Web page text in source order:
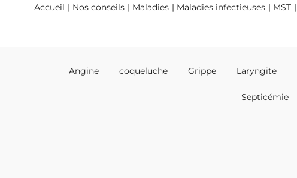
Accueil Nos conseils Maladies Maladies infectieuses MST
Angine coqueluche Grippe Laryngite
Septicémie